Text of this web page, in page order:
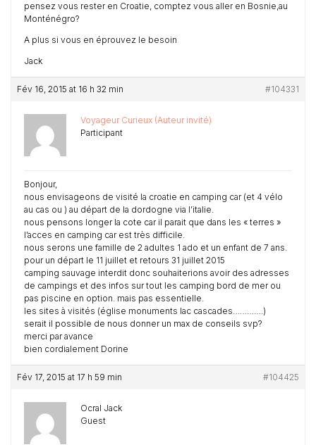
pensez vous rester en Croatie, comptez vous aller en Bosnie,au
Monténégro?
A plus si vous en éprouvez le besoin
Jack
Fév 16, 2015 at 16 h 32 min #104331
Voyageur Curieux (Auteur invité)
Participant
Bonjour,
nous envisageons de visité la croatie en camping car (et 4 vélo
au cas ou ) au départ de la dordogne via l’italie.
nous pensons longer la cote car il parait que dans les « terres »
l’acces en camping car est très difficile.
nous serons une famille de 2 adultes 1 ado et un enfant de 7 ans.
pour un départ le 11 juillet et retours 31 juillet 2015
camping sauvage interdit donc souhaiterions avoir des adresses
de campings et des infos sur tout les camping bord de mer ou
pas piscine en option. mais pas essentielle.
les sites à visités (église monuments lac cascades………….)
serait il possible de nous donner un max de conseils svp?
merci par avance
bien cordialement Dorine
Fév 17, 2015 at 17 h 59 min #104425
Ocral Jack
Guest